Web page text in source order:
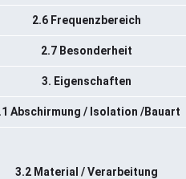
2.6 Frequenzbereich
2.7 Besonderheit
3. Eigenschaften
Abschirmung / Isolation /Bauart
3.2 Material / Verarbeitung